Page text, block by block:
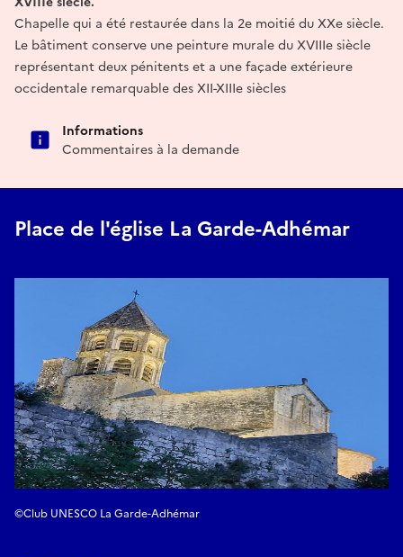
Chapelle qui a été restaurée dans la 2e moitié du XXe siècle.
Le bâtiment conserve une peinture murale du XVIIIe siècle
représentant deux pénitents et a une façade extérieure
occidentale remarquable des XII-XIIIe siècles
Informations
Commentaires à la demande
Place de l'église La Garde-Adhémar
©Club UNESCO La Garde-Adhémar